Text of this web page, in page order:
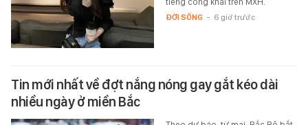
ĐỜI SỐNG - 6 giờ trước
Tin mới nhất về đợt nắng nóng gay gắt kéo dài
nhiều ngày ở miền Bắc